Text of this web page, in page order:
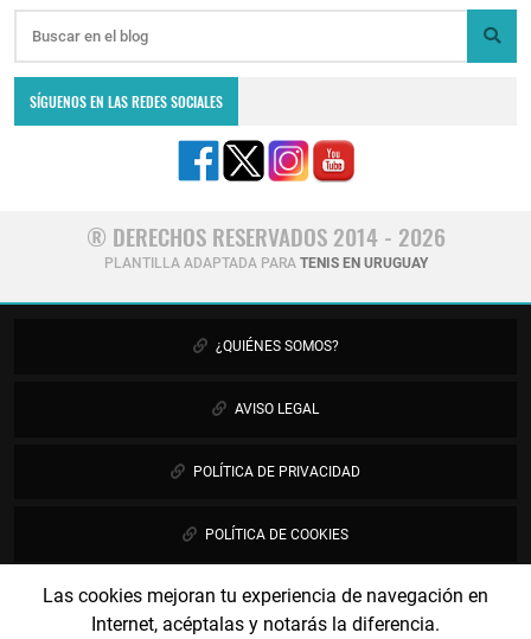
Las cookies mejoran tu experiencia de navegación en
Internet, acéptalas y notarás la diferencia.
SÍGUENOS EN LAS REDES SOCIALES
® DERECHOS RESERVADOS 2014 - 2026
PLANTILLA ADAPTADA PARA TENIS EN URUGUAY
¿QUIÉNES SOMOS?
AVISO LEGAL
POLÍTICA DE PRIVACIDAD
POLÍTICA DE COOKIES
PUBLICIDAD